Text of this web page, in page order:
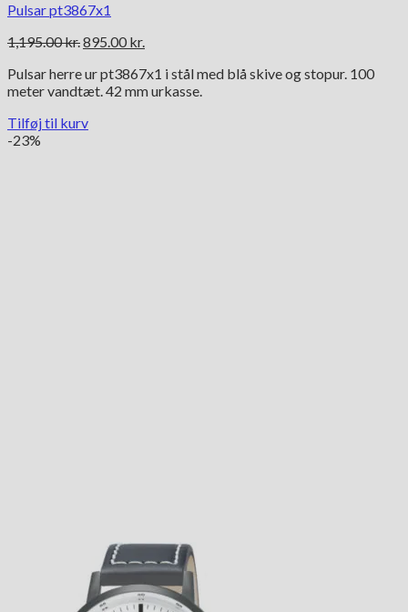
Pulsar pt3867x1
1,195.00kr.Den
pris
var:
895.00 kr.
pris
er:
Pulsar herre ur pt3867x1 i stål med blå skive og stopur. 100
meter vandtæt. 42 mm urkasse.
Tilføj til kurv
-23%